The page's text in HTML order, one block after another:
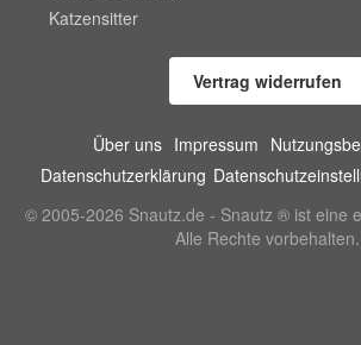
Katzensitter
Vertrag widerrufen
Über uns Impressum
Datenschutzerklärung
© 2005-2026 Snautz.de - Snautz ® ist eine
Alle Rechte vorbehalten.